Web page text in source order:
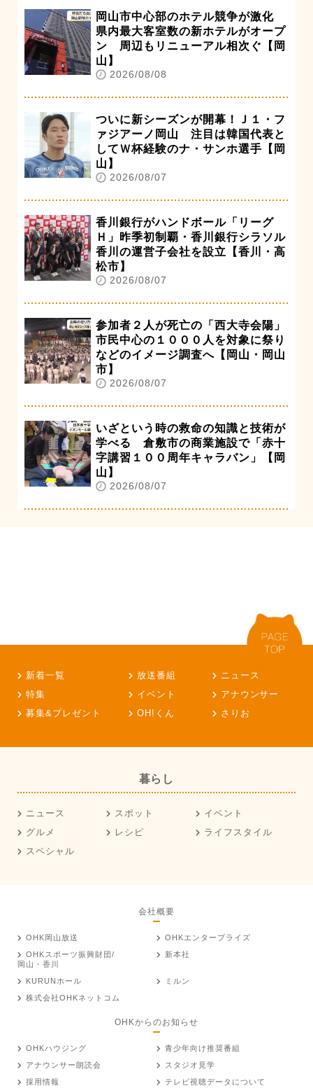
岡山市中心部のホテル競争が激化
県内最大客室数の新ホテルがオープ
ン 周辺もリニューアル相次ぐ【岡
山】
2026/08/08
ついに新シーズンが開幕！Ｊ１・フ
ァジアーノ岡山 注目は韓国代表と
してＷ杯経験のナ・サンホ選手【岡
山】
2026/08/07
香川銀行がハンドボール「リーグ
Ｈ」昨季初制覇・香川銀行シラソル
香川の運営子会社を設立【香川・高
松市】
2026/08/07
参加者２人が死亡の「西大寺会陽」
市民中心の１０００人を対象に祭り
などのイメージ調査へ【岡山・岡山
市】
2026/08/07
いざという時の救命の知識と技術が
学べる 倉敷市の商業施設で「赤十
字講習１００周年キャラバン」【岡
山】
2026/08/07
新着一覧 放送番組
ニュース
特集
イベント
アナウンサー
募集&プレゼント
OH!くん さりお
暮らし
ニュース スポット
イベント
グルメ
レシピ
ライフスタイル
スペシャル
会社概要
OHK岡山放送
OHKエンタープライズ
OHKスポーツ振興財団/
岡山・香川
新本社
KURUNホール
ミルン
株式会社OHKネットコム
OHKからのお知らせ
OHKハウジング
青少年向け推奨番組
アナウンサー朗読会
スタジオ見学
採用情報
テレビ視聴データについて